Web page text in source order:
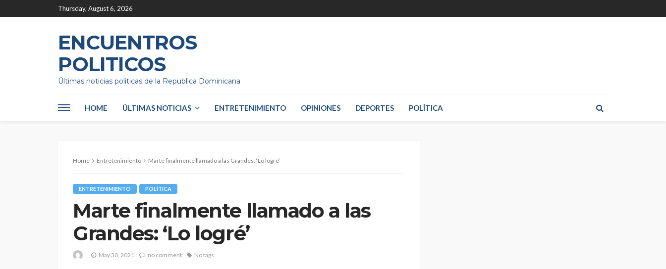
Thursday, August 6, 2026
ENCUENTROS
POLITICOS
Últimas noticias politicas de la Republica Dominicana
HOME ÚLTIMAS NOTICIAS ENTRETENIMIENTO OPINIONES DEPORTES POLÍTICA
Home Entretenimiento Marte finalmente llamado a las Grandes: ‘Lo logré’
ENTRETENIMIENTO POLÍTICA
Marte finalmente llamado a las
Grandes: ‘Lo logré’
May 30, 2021 no comment No tags